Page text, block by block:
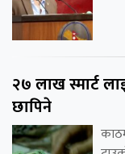
२७ लाख स्मार्ट
छापिने